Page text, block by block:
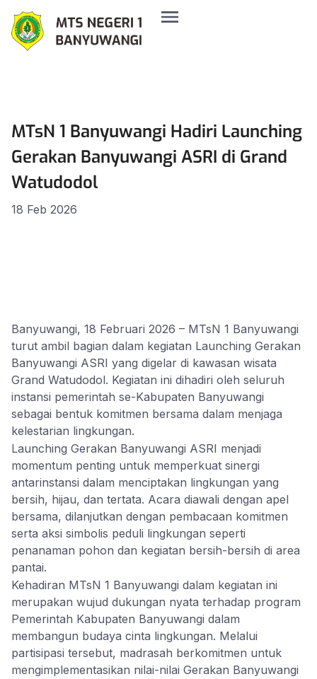
MTsN 1 Banyuwangi Hadiri Launching
Gerakan Banyuwangi ASRI di Grand
Watudodol
18 Feb 2026
Banyuwangi, 18 Februari 2026 – MTsN 1 Banyuwangi
turut ambil bagian dalam kegiatan Launching Gerakan
Banyuwangi ASRI yang digelar di kawasan wisata
Grand Watudodol. Kegiatan ini dihadiri oleh seluruh
instansi pemerintah se-Kabupaten Banyuwangi
sebagai bentuk komitmen bersama dalam menjaga
kelestarian lingkungan.
Launching Gerakan Banyuwangi ASRI menjadi
momentum penting untuk memperkuat sinergi
antarinstansi dalam menciptakan lingkungan yang
bersih, hijau, dan tertata. Acara diawali dengan apel
bersama, dilanjutkan dengan pembacaan komitmen
serta aksi simbolis peduli lingkungan seperti
penanaman pohon dan kegiatan bersih-bersih di area
pantai.
Kehadiran MTsN 1 Banyuwangi dalam kegiatan ini
merupakan wujud dukungan nyata terhadap program
Pemerintah Kabupaten Banyuwangi dalam
membangun budaya cinta lingkungan. Melalui
partisipasi tersebut, madrasah berkomitmen untuk
mengimplementasikan nilai-nilai Gerakan Banyuwangi